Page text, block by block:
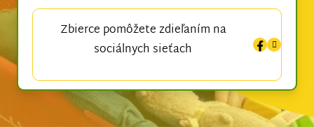
Zbierce pomôžete zdieľaním na
sociálnych sieťach